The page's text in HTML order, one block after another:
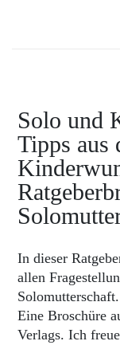
Solo und
Tipps aus
In dieser
allen
Solomutterschaft.
Eine Broschüre
Verlags. Ich